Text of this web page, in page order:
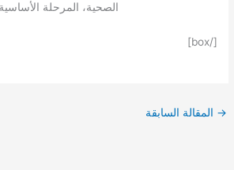
الصحية، المرحلة
[/box]
→ المقالة السابقة